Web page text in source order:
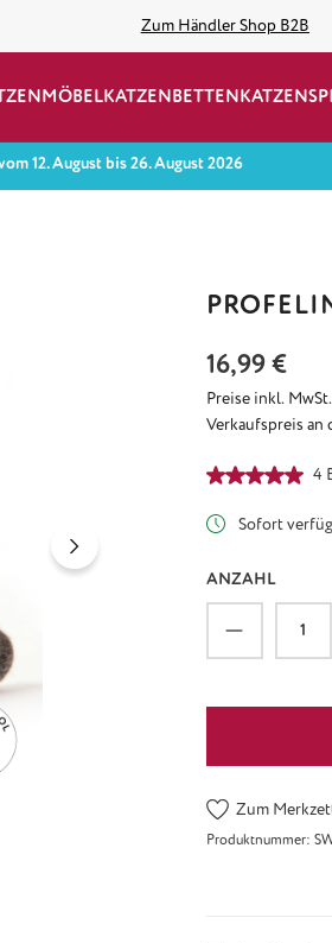
Zum Händler Shop B2B
KATZENBETTEN
12. August bis 26. August 2026
Regulärer Preis:
16,99 €
Preise inkl.
Verkaufspreis an
4
Sofort
ANZAHL
Produkt
Zum
Produktnummer: